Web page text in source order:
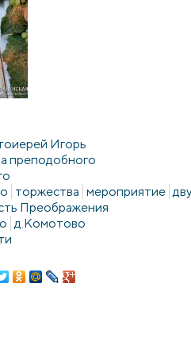
Игорь
преподобного
торжества мероприятие
Преображения
д.Комотово